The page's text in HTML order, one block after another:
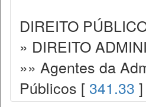
DIREITO
» DIREITO
»» Agentes da
Públicos [ 341.33 ]